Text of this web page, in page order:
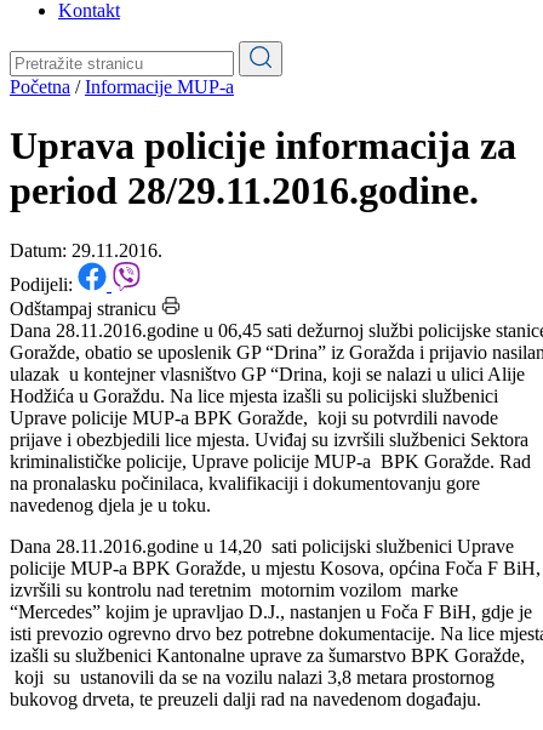
Pale-Prača
Kontakt
Početna/Informacije MUP-a
Uprava policije informacija za
period 28/29.11.2016.godine.
Datum: 29.11.2016.
Podijeli:
Odštampaj stranicu
Dana 28.11.2016.godine u 06,45 sati dežurnoj službi policijske
Goražde, obatio se uposlenik GP “Drina” iz Goražda i prijavio
ulazak u kontejner vlasništvo GP “Drina, koji se nalazi u ulici Alije
Hodžića u Goraždu. Na lice mjesta izašli su policijski službenici
Uprave policije MUP-a BPK Goražde, koji su potvrdili navode
prijave i obezbjedili lice mjesta. Uviđaj su izvršili službenici Sektora
na pronalasku počinilaca, kvalifikaciji i dokumentovanju gore
navedenog djela je u toku.
Dana 28.11.2016.godine u 14,20 sati policijski službenici Uprave
policije MUP-a BPK Goražde, u mjestu Kosova, općina Foča F BiH,
izvršili su kontrolu nad teretnim motornim vozilom marke
“Mercedes” kojim je upravljao D.J., nastanjen u Foča F BiH, gdje je
isti prevozio ogrevno drvo bez potrebne dokumentacije. Na lice